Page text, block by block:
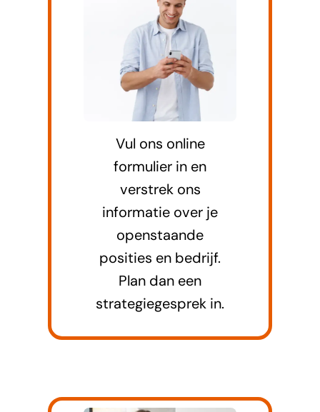
Vul ons online
formulier in en
verstrek ons
informatie over je
openstaande
posities en bedrijf.
Plan dan een
strategiegesprek in.